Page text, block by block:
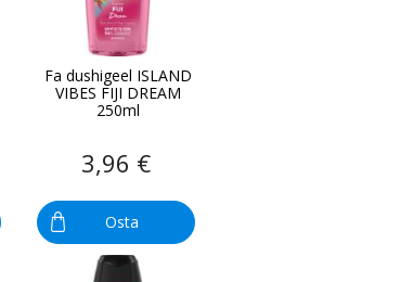
Fa dushigeel ISLAND
VIBES FIJI DREAM
250ml
3,96 €
Osta